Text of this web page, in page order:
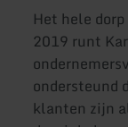
Het hele
2019 runt
ondersteund
klanten zijn